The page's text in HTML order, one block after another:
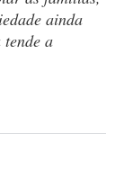
ainda
a